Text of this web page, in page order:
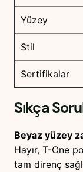
Yüzey
Stil
Sertifikalar
Sıkça
Beyaz yüzey
Hayır, T-One
tam direnç